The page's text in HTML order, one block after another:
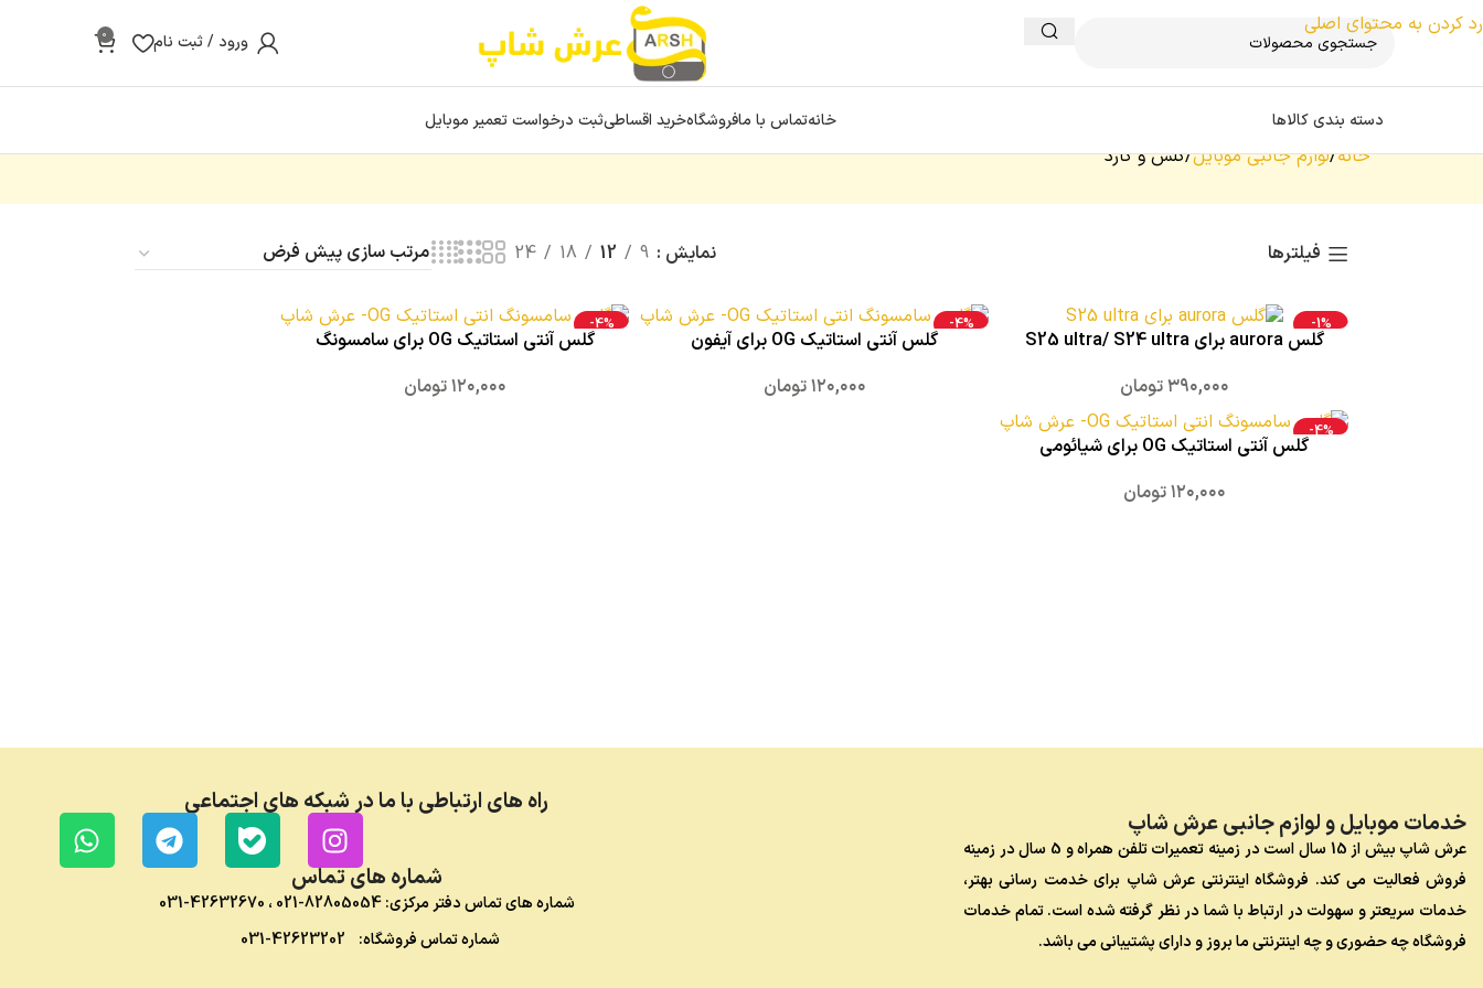
رد کردن به محتوای اصلی
ورود / ثبت نام 0
دسته بندی کالاها خانهتماس با مافروشگاهخرید اقساطیثبت درخواست تعمیر موبایل
خانه لوازم جانبی موبایل گلس و گارد
فیلترها نمایش 9
12
18
24
-1%
گلس aurora برای S25 ultra/ S24 ultra
۳۹۰,۰۰۰تومان
-4%
گلس آنتی استاتیک OG برای آیفون
۱۲۰,۰۰۰تومان
-4%
گلس آنتی استاتیک OG برای سامسونگ
۱۲۰,۰۰۰تومان
-4%
گلس آنتی استاتیک OG برای شیائومی
۱۲۰,۰۰۰تومان
خدمات موبایل و لوازم جانبی عرش شاپ
عرش شاپ بیش از 15 سال است در زمینه تعمیرات تلفن همراه و 5 سال در زمینه
فروش فعالیت می کند. فروشگاه اینترنتی عرش شاپ برای خدمت رسانی بهتر،
خدمات سریعتر و سهولت در ارتباط با شما در نظر گرفته شده است. تمام خدمات
فروشگاه چه حضوری و چه اینترنتی ما بروز و دارای پشتیبانی می باشد.
راه های ارتباطی با ما در شبکه های اجتماعی
شماره های تماس
شماره های تماس دفتر مرکزی:82805054-021 ، 42632670-031
شماره تماس فروشگاه: 42623202-031
تست بنر